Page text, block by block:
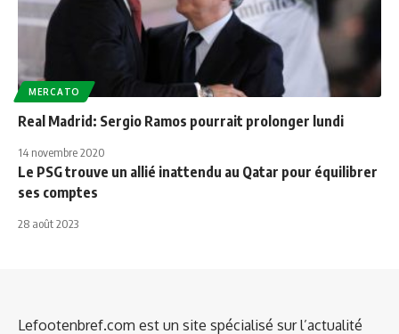
MERCATO
Real Madrid: Sergio Ramos pourrait prolonger lundi
14 novembre 2020
Le PSG trouve un allié inattendu au Qatar pour équilibrer
ses comptes
28 août 2023
Lefootenbref.com est un site spécialisé sur l’actualité